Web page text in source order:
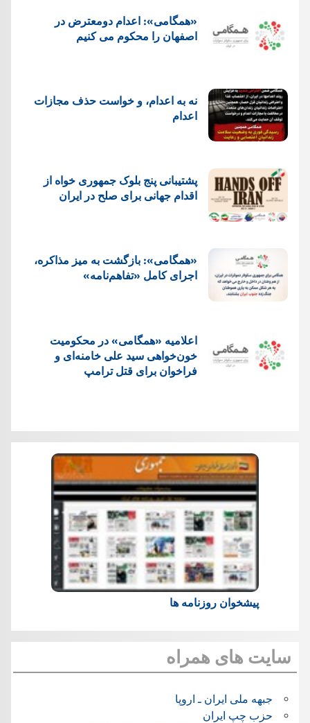
«همگامی»: اعدام دومعترض در
اصفهان را محکوم می کنیم
نه به اعدام، و خواست حذف مجازات
اعدام
پشتيبانی پنج بلوک جمهوری خواه از
اقدام جهانی برای صلح در ایران
«همگامی»: بازگشت به میز مذاکره،
اجرای کامل «تفاهم‌نامه»
اعلامیه «همگامی» در محکومیت
خون‌خواهی سید علی خامنه‌ای و
فراخوان برای قتل ترامپ
پیشخوان روزنامه ها
سایت های همراه
جبهه ملی ایران ـ اروپا
حزب چپ ایران